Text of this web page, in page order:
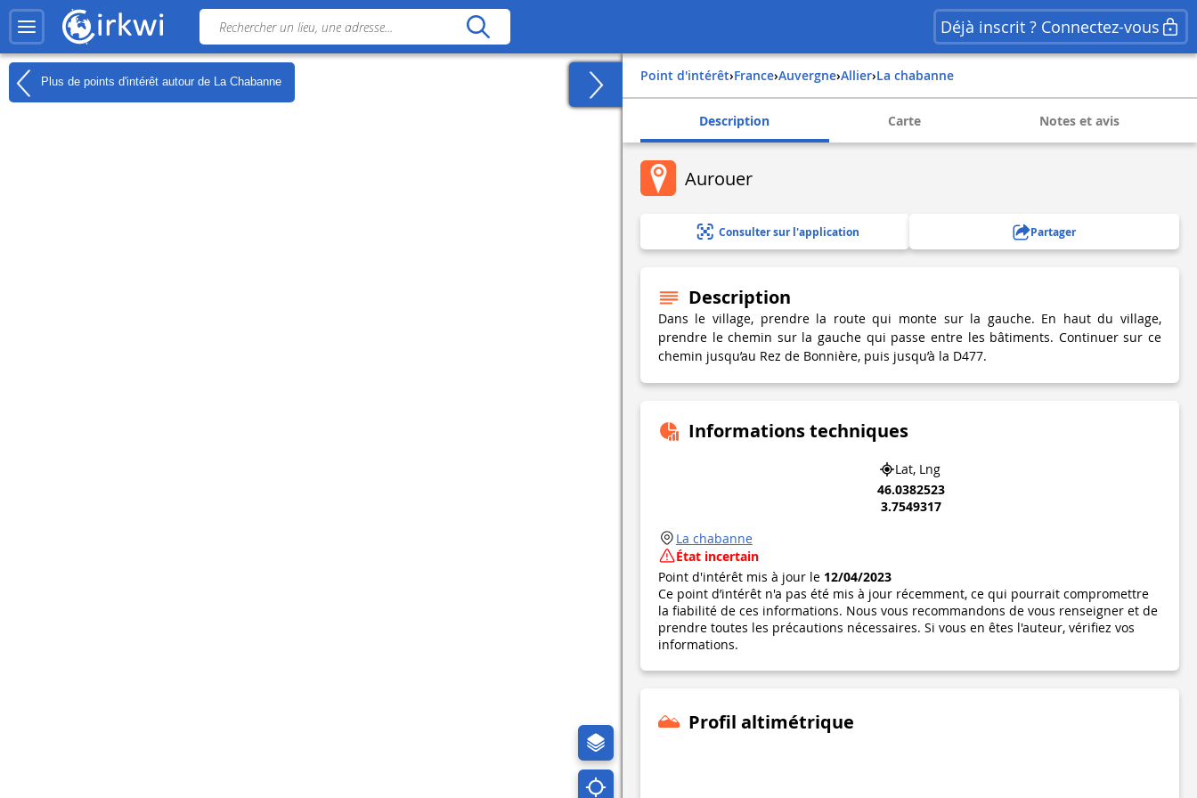
Déjà inscrit ? Connectez-vous
Plus de points d'intérêt autour de La Chabanne Point d'intérêt› france› auvergne› allier› la chabanne
Description Carte Notes et avis
Aurouer
Consulter sur l'application Partager
Description
Dans le village, prendre la route qui monte sur la gauche. En haut du village,
prendre le chemin sur la gauche qui passe entre les bâtiments. Continuer sur ce
chemin jusqu’au Rez de Bonnière, puis jusqu’à la D477.
Informations techniques
Lat, Lng
46.0382523
3.7549317
La chabanne
État incertain
Point d'intérêt mis à jour le 12/04/2023
Ce point d’intérêt n'a pas été mis à jour récemment, ce qui pourrait compromettre
la fiabilité de ces informations. Nous vous recommandons de vous renseigner et de
prendre toutes les précautions nécessaires. Si vous en êtes l'auteur, vérifiez vos
informations.
Profil altimétrique